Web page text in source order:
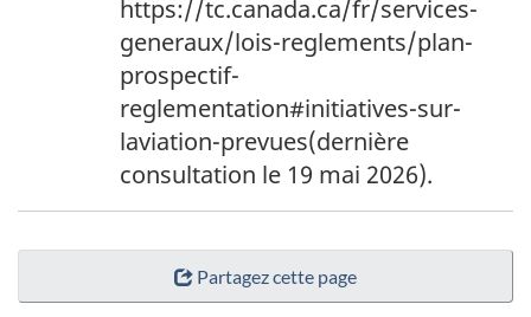
https://tc.canada.ca/fr/services-
generaux/lois-reglements/plan-
prospectif-
reglementation#initiatives-sur-
laviation-prevues(dernière
consultation le 19 mai 2026).
Partagez cette page